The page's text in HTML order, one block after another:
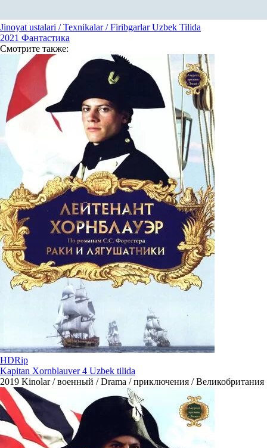
Jinoyat ustalari / Texnikalar / Firibgarlar Uzbek Tilida
2021 Фантастика
Смотрите также:
HDRip
Kapitan Xornblauver 4 Uzbek tilida
2019 Kinolar / военный / Drama / приключения / Великобритания